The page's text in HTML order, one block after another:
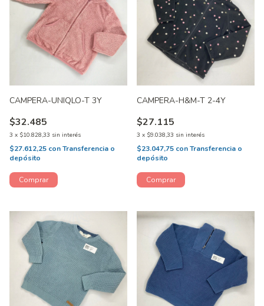
CAMPERA-UNIQLO-T 3Y
$32.485
3 x $10.828,33 sin interés
$27.612,25 conTransferencia o
depósito
CAMPERA-H&M-T 2-4Y
$27.115
3 x $9.038,33 sin interés
$23.047,75 conTransferencia o
depósito